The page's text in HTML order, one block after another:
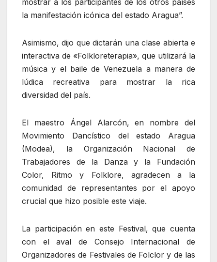
la manifestación icónica del estado Aragua”.
Asimismo, dijo que dictarán una clase abierta e
interactiva de «Folkloreterapia», que utilizará la
música y el baile de Venezuela a manera de
lúdica recreativa para mostrar la rica
diversidad del país.
El maestro Ángel Alarcón, en nombre del
Movimiento Dancístico del estado Aragua
(Modea), la Organización Nacional de
Trabajadores de la Danza y la Fundación
Color, Ritmo y Folklore, agradecen a la
comunidad de representantes por el apoyo
crucial que hizo posible este viaje.
La participación en este Festival, que cuenta
con el aval de Consejo Internacional de
Organizadores de Festivales de Folclor y de las